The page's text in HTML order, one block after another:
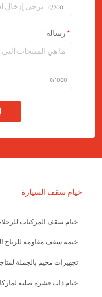
0/200
رسالة
0/1000
خيام سقف السيارة
خيام سقف المركبات
خيمة سقف مقاومة للرياح
تجهيزات مخيم بالجملة
خيام ذات قشرة صلبة